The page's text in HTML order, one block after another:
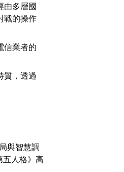
由多層國
戰的操作
信業者的
質，透過
與智慧調
五人格》高